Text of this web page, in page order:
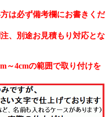
は必ず備考欄にお書きくだ
、別途お見積もり対応とな
～4cmの範囲で取り付けを